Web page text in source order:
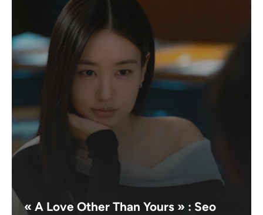
« A Love Other Than Yours » : Seo